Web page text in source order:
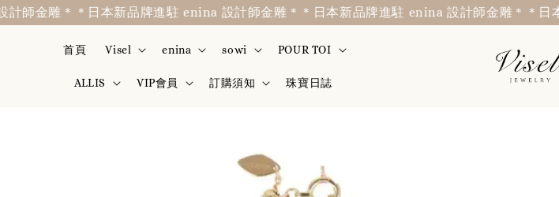
金雕＊＊日本新品牌進駐 enina 設計師金雕＊＊日本新品牌進駐 enina 設計師金雕＊＊日本新
首頁 Visel enina sowi POUR TOI
ALLIS VIP會員 訂購須知 珠寶日誌